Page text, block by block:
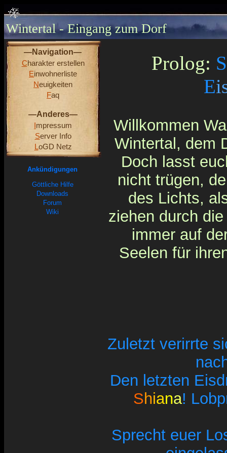
Wintertal - Eingang zum Dorf
—Navigation—
Charakter erstellen
Einwohnerliste
Neuigkeiten
Faq
—Anderes—
Impressum
Server Info
LoGD Netz
Ankündigungen
Göttliche Hilfe
Downloads
Forum
Wiki
Prolog: S
E
Willkommen
Wintertal, dem
Doch lasst
nicht trügen,
des Lichts,
ziehen durch
immer auf
Seelen für
Zuletzt verirrte
Den letzten
Shiana!
Sprecht euer